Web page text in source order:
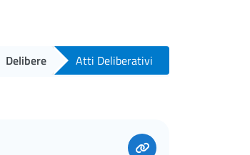
Delibere Atti Deliberativi